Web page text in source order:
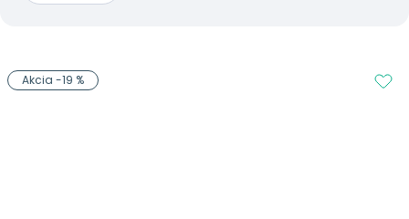
Akcia -19 %